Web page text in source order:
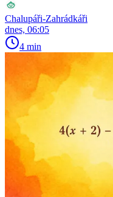
Chalupáři-Zahrádkáři
dnes, 06:05
4 min